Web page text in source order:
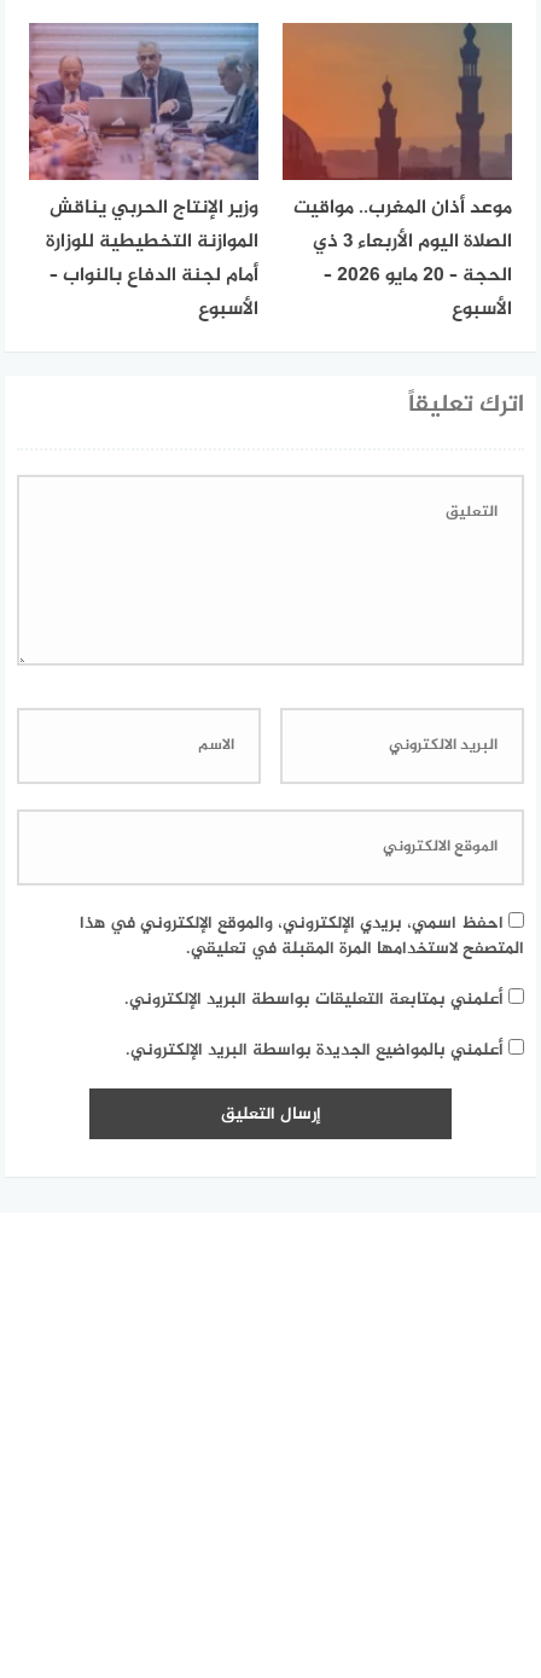
موعد أذان المغرب.. مواقيت
الصلاة اليوم الأربعاء 3 ذي
الحجة – 20 مايو 2026 –
الأسبوع
وزير الإنتاج الحربي يناقش
الموازنة التخطيطية للوزارة
أمام لجنة الدفاع بالنواب –
الأسبوع
اترك تعليقاً
احفظ اسمي، بريدي الإلكتروني، والموقع الإلكتروني في هذا
المتصفح لاستخدامها المرة المقبلة في تعليقي.
أعلمني بمتابعة التعليقات بواسطة البريد الإلكتروني.
أعلمني بالمواضيع الجديدة بواسطة البريد الإلكتروني.